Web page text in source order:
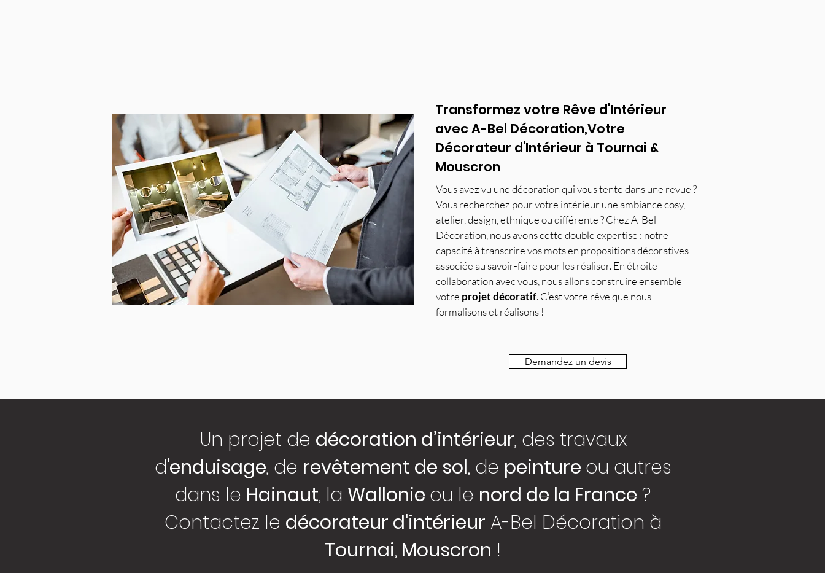
Transformez votre Rêve d'Intérieur
avec A-Bel Décoration,Votre
Décorateur d'Intérieur à Tournai &
Mouscron
Vous avez vu une décoration qui vous tente dans une revue ?
Vous recherchez pour votre intérieur une ambiance cosy,
atelier, design, ethnique ou différente ? Chez A-Bel
Décoration, nous avons cette double expertise : notre
capacité à transcrire vos mots en propositions décoratives
associée au savoir-faire pour les réaliser. En étroite
collaboration avec vous, nous allons construire ensemble
votre projet décoratif. C’est votre rêve que nous
formalisons et réalisons !
Demandez un devis
Un projet de décoration d’intérieur, des travaux
d'enduisage, de revêtement de sol, de peinture ou autres
dans le Hainaut, la Wallonie ou le nord de la France ?
Contactez le décorateur d'intérieur A-Bel Décoration à
Tournai, Mouscron !